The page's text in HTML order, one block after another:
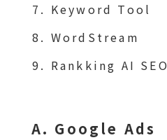
Keyword Tool
WordStream
Rankking AI SEO
A. Google Ads